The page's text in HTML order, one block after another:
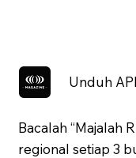
Unduh
Bacalah “Majalah
regional setiap 3